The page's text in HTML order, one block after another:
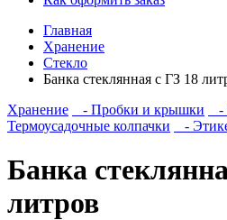
Главная
Хранение
Стекло
Банка стеклянная с ГЗ 18
Хранение
- Пробки и крышки -
Термоусадочные колпачки
-
Банка
литров